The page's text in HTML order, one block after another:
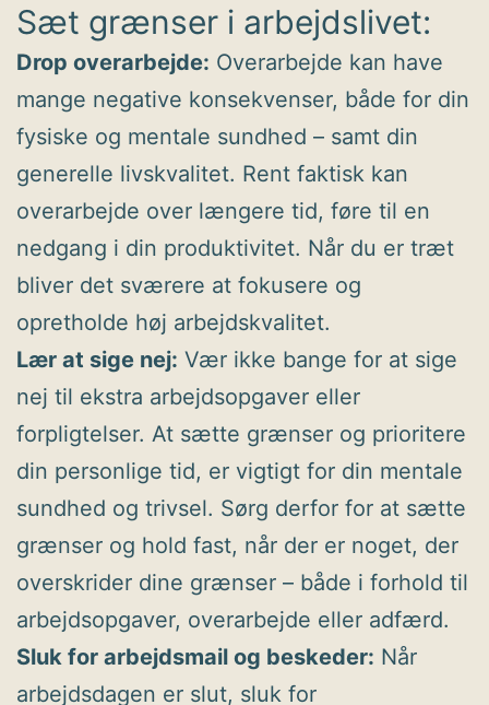
Sæt grænser i arbejdslivet:
Drop overarbejde: Overarbejde kan have
mange negative konsekvenser, både for din
fysiske og mentale sundhed – samt din
generelle livskvalitet. Rent faktisk kan
overarbejde over længere tid, føre til en
nedgang i din produktivitet. Når du er træt
bliver det sværere at fokusere og
opretholde høj arbejdskvalitet.
Lær at sige nej: Vær ikke bange for at sige
nej til ekstra arbejdsopgaver eller
forpligtelser. At sætte grænser og prioritere
din personlige tid, er vigtigt for din mentale
sundhed og trivsel. Sørg derfor for at sætte
grænser og hold fast, når der er noget, der
overskrider dine grænser – både i forhold til
arbejdsopgaver, overarbejde eller adfærd.
Sluk for arbejdsmail og beskeder: Når
arbejdsdagen er slut, sluk for